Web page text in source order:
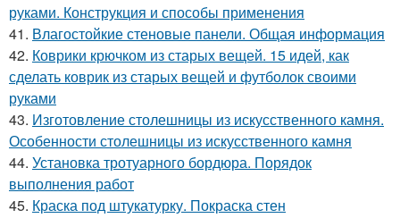
руками. Конструкция и способы применения
41. Влагостойкие стеновые панели. Общая информация
42. Коврики крючком из старых вещей. 15 идей, как
сделать коврик из старых вещей и футболок своими
руками
43. Изготовление столешницы из искусственного камня.
Особенности столешницы из искусственного камня
44. Установка тротуарного бордюра. Порядок
выполнения работ
45. Краска под штукатурку. Покраска стен